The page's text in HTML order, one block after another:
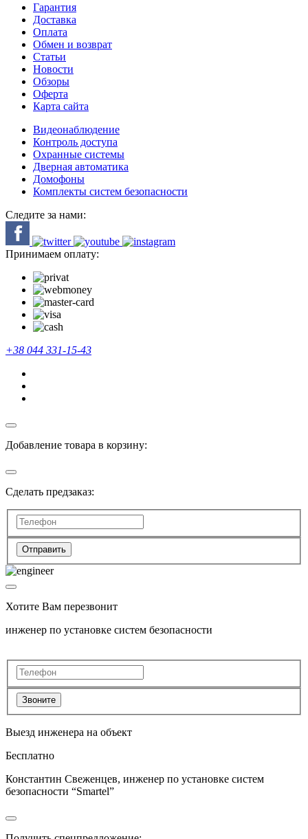
Гарантия
Доставка
Оплата
Обмен и возврат
Статьи
Новости
Обзоры
Оферта
Карта сайта
Видеонаблюдение
Контроль доступа
Охранные системы
Дверная автоматика
Домофоны
Комплекты систем безопасности
Следите за нами:
Принимаем оплату:
+38 044 331-15-43
Добавление товара в корзину:
Сделать предзаказ:
Отправить
Хотите Вам перезвонит
инженер по установке систем безопасности
Звоните
Выезд инженера на объект
Бесплатно
Константин Свеженцев, инженер по установке систем
безопасности “Smartel”